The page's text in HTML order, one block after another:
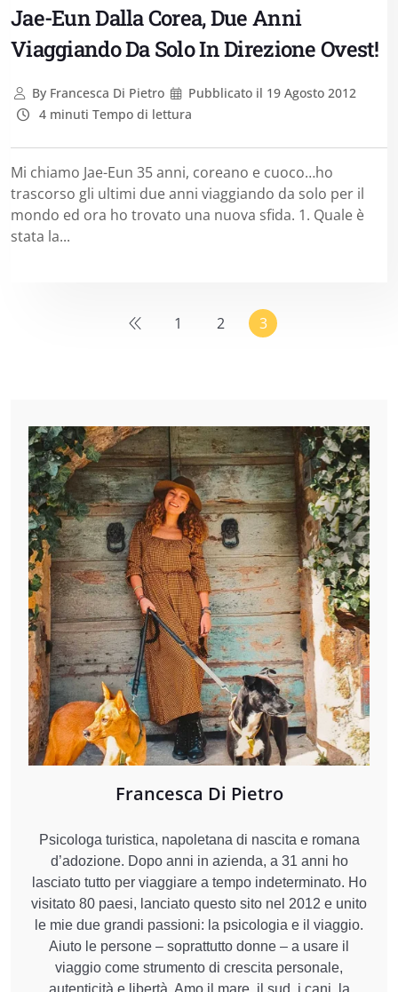
Jae-Eun Dalla Corea, Due Anni
Viaggiando Da Solo In Direzione Ovest!
ByFrancesca Di Pietro Pubblicato il 19 Agosto 2012
4 minuti Tempo di lettura
Mi chiamo Jae-Eun 35 anni, coreano e cuoco…ho
trascorso gli ultimi due anni viaggiando da solo per il
mondo ed ora ho trovato una nuova sfida. 1. Quale è
stata la...
1 2 3
Francesca Di Pietro
Psicologa turistica, napoletana di nascita e romana
d’adozione. Dopo anni in azienda, a 31 anni ho
lasciato tutto per viaggiare a tempo indeterminato. Ho
visitato 80 paesi, lanciato questo sito nel 2012 e unito
le mie due grandi passioni: la psicologia e il viaggio.
Aiuto le persone – soprattutto donne – a usare il
viaggio come strumento di crescita personale,
autenticità e libertà. Amo il mare, il sud, i cani, la